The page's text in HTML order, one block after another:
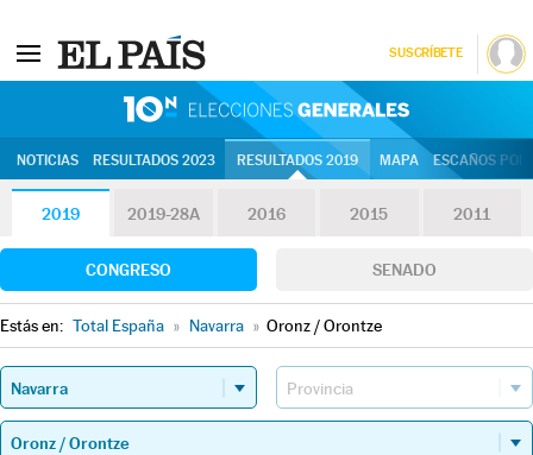
SUSCRÍBETE
NOTICIAS RESULTADOS 2023 RESULTADOS 2019 MAPA ESCAÑOS
2019 2019-28A 2016 2015 2011
CONGRESO SENADO
Estás en: Total España » Navarra » Oronz / Orontze